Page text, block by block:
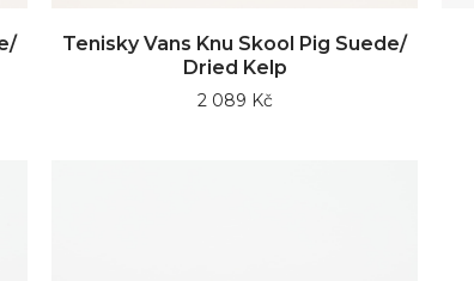
Tenisky Vans Knu Skool Pig Suede/
Dried Kelp
2 089 Kč